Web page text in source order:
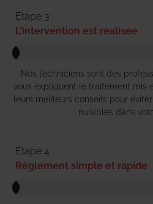
Etape 3 :
L'intervention est réalisée
Nos techniciens sont des
vous expliquent le traitement mis
leurs meilleurs conseils pour
nuisibles dans
Etape 4 :
Règlement simple et rapide